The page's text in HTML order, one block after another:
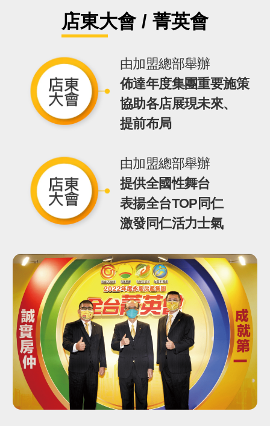
店東大會 / 菁英會
由加盟總部舉辦
佈達年度集團重要施策
協助各店展現未來、
提前布局
由加盟總部舉辦
提供全國性舞台
表揚全台TOP同仁
激發同仁活力士氣